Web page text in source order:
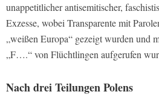
unappetitlicher antisemitischer,
Exzesse, wobei Transparente mit
„weißen Europa“ gezeigt wurden und
„F….“ von Flüchtlingen aufgerufen
Nach drei Teilungen Polens